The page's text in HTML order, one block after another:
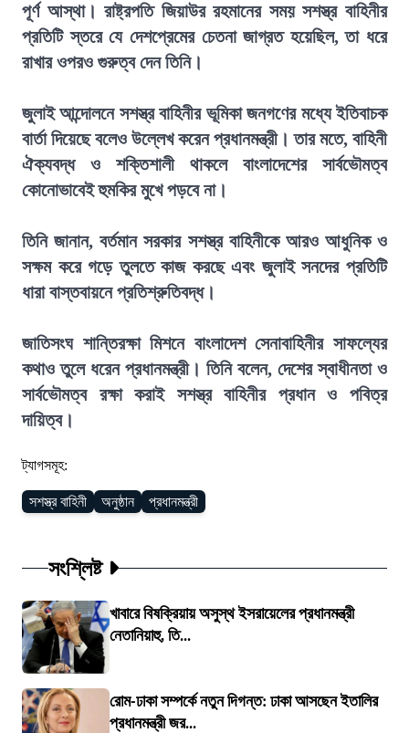
পূর্ণ আস্থা। রাষ্ট্রপতি জিয়াউর রহমানের সময় সশস্ত্র বাহিনীর
প্রতিটি স্তরে যে দেশপ্রেমের চেতনা জাগ্রত হয়েছিল, তা ধরে
রাখার ওপরও গুরুত্ব দেন তিনি।
জুলাই আন্দোলনে সশস্ত্র বাহিনীর ভূমিকা জনগণের মধ্যে ইতিবাচক
বার্তা দিয়েছে বলেও উল্লেখ করেন প্রধানমন্ত্রী। তার মতে, বাহিনী
ঐক্যবদ্ধ ও শক্তিশালী থাকলে বাংলাদেশের সার্বভৌমত্ব
কোনোভাবেই হুমকির মুখে পড়বে না।
তিনি জানান, বর্তমান সরকার সশস্ত্র বাহিনীকে আরও আধুনিক ও
সক্ষম করে গড়ে তুলতে কাজ করছে এবং জুলাই সনদের প্রতিটি
ধারা বাস্তবায়নে প্রতিশ্রুতিবদ্ধ।
জাতিসংঘ শান্তিরক্ষা মিশনে বাংলাদেশ সেনাবাহিনীর সাফল্যের
কথাও তুলে ধরেন প্রধানমন্ত্রী। তিনি বলেন, দেশের স্বাধীনতা ও
সার্বভৌমত্ব রক্ষা করাই সশস্ত্র বাহিনীর প্রধান ও পবিত্র
দায়িত্ব।
ট্যাগসমূহ:
সশস্ত্র বাহিনী অনুষ্ঠান প্রধানমন্ত্রী
সংশ্লিষ্ট
খাবারে বিষক্রিয়ায় অসুস্থ ইসরায়েলের প্রধানমন্ত্রী
নেতানিয়াহু, তি...
রোম-ঢাকা সম্পর্কে নতুন দিগন্ত: ঢাকা আসছেন ইতালির
প্রধানমন্ত্রী জর...